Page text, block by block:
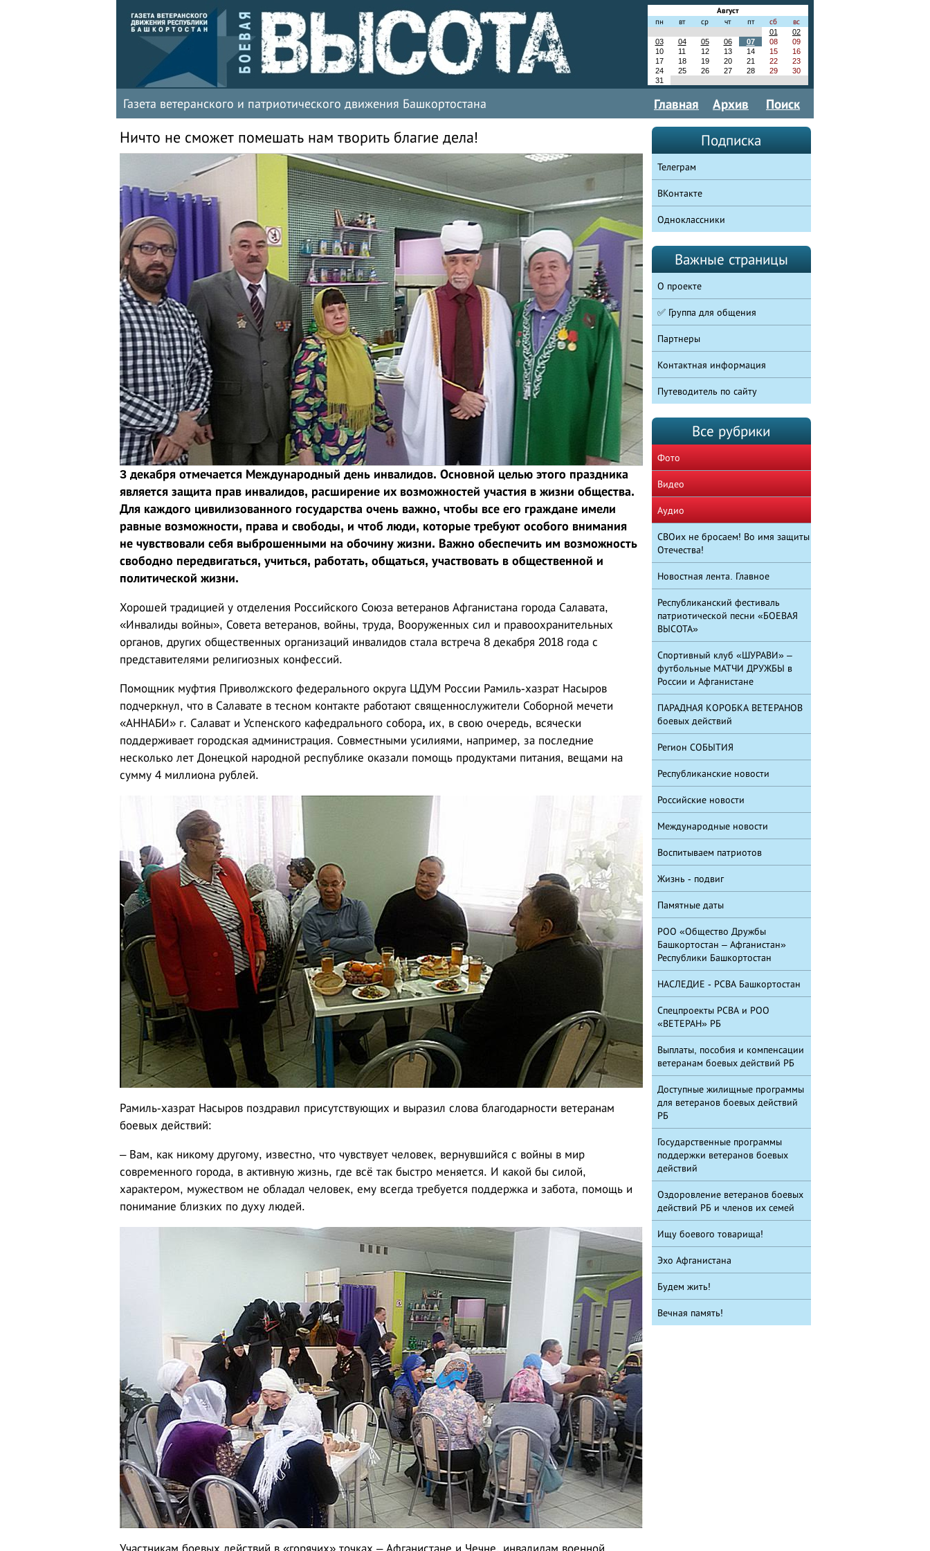
Август
пн
вт ср чт пт сб
вс
01
02
03
04 05 06 07 08
09
10
11 12 13 14 15
16
17
18 19 20 21 22
23
24
25 26 27 28 29
30
31
Газета ветеранского и патриотического движения Башкортостана Главная Архив Поиск
Ничто не сможет помешать нам творить благие дела!
3 декабря отмечается Международный день инвалидов. Основной целью этого праздника
является защита прав инвалидов, расширение их возможностей участия в жизни общества.
Для каждого цивилизованного государства очень важно, чтобы все его граждане имели
равные возможности, права и свободы, и чтоб люди, которые требуют особого внимания
не чувствовали себя выброшенными на обочину жизни. Важно обеспечить им возможность
свободно передвигаться, учиться, работать, общаться, участвовать в общественной и
политической жизни.
Хорошей традицией у отделения Российского Союза ветеранов Афганистана города Салавата,
«Инвалиды войны», Совета ветеранов, войны, труда, Вооруженных сил и правоохранительных
органов, других общественных организаций инвалидов стала встреча 8 декабря 2018 года с
представителями религиозных конфессий.
Помощник муфтия Приволжского федерального округа ЦДУМ России Рамиль-хазрат Насыров
подчеркнул, что в Салавате в тесном контакте работают священнослужители Соборной мечети
«АННАБИ» г. Салават и Успенского кафедрального собора, их, в свою очередь, всячески
поддерживает городская администрация. Совместными усилиями, например, за последние
несколько лет Донецкой народной республике оказали помощь продуктами питания, вещами на
сумму 4 миллиона рублей.
Рамиль-хазрат Насыров поздравил присутствующих и выразил слова благодарности ветеранам
боевых действий:
– Вам, как никому другому, известно, что чувствует человек, вернувшийся с войны в мир
современного города, в активную жизнь, где всё так быстро меняется. И какой бы силой,
характером, мужеством не обладал человек, ему всегда требуется поддержка и забота, помощь и
понимание близких по духу людей.
Участникам боевых действий в «горячих» точках – Афганистане и Чечне, инвалидам военной
Подписка
Телеграм
ВКонтакте
Одноклассники
Важные страницы
О проекте
✅ Группа для общения
Партнеры
Контактная информация
Путеводитель по сайту
Все рубрики
Фото
Видео
Аудио
СВОих не бросаем! Во имя защиты
Отечества!
Новостная лента. Главное
Республиканский фестиваль
патриотической песни «БОЕВАЯ
ВЫСОТА»
Спортивный клуб «ШУРАВИ» –
футбольные МАТЧИ ДРУЖБЫ в
России и Афганистане
ПАРАДНАЯ КОРОБКА ВЕТЕРАНОВ
боевых действий
Регион СОБЫТИЯ
Республиканские новости
Российские новости
Международные новости
Воспитываем патриотов
Жизнь - подвиг
Памятные даты
РОО «Общество Дружбы
Башкортостан – Афганистан»
Республики Башкортостан
НАСЛЕДИЕ - РСВА Башкортостан
Спецпроекты РСВА и РОО
«ВЕТЕРАН» РБ
Выплаты, пособия и компенсации
ветеранам боевых действий РБ
Доступные жилищные программы
для ветеранов боевых действий
РБ
Государственные программы
поддержки ветеранов боевых
действий
Оздоровление ветеранов боевых
действий РБ и членов их семей
Ищу боевого товарища!
Эхо Афганистана
Будем жить!
Вечная память!